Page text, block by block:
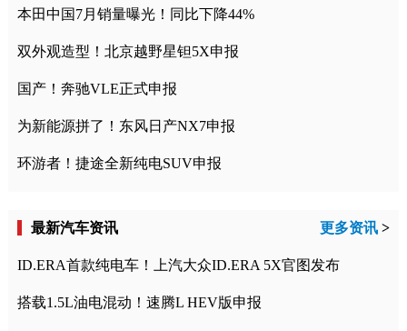
本田中国7月销量曝光！同比下降44%
双外观造型！北京越野星钽5X申报
国产！奔驰VLE正式申报
为新能源拼了！东风日产NX7申报
环游者！捷途全新纯电SUV申报
最新汽车资讯 更多资讯 >
ID.ERA首款纯电车！上汽大众ID.ERA 5X官图发布
搭载1.5L油电混动！速腾L HEV版申报